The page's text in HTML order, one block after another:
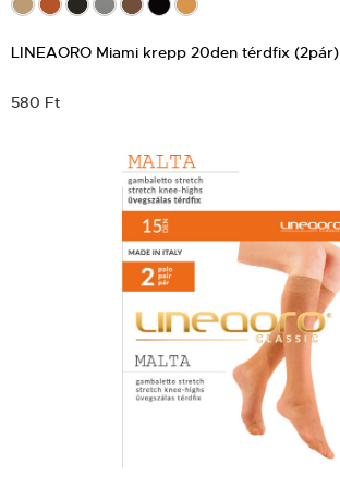
LINEAORO Miami krepp 20den térdfix (2pár)
580 Ft